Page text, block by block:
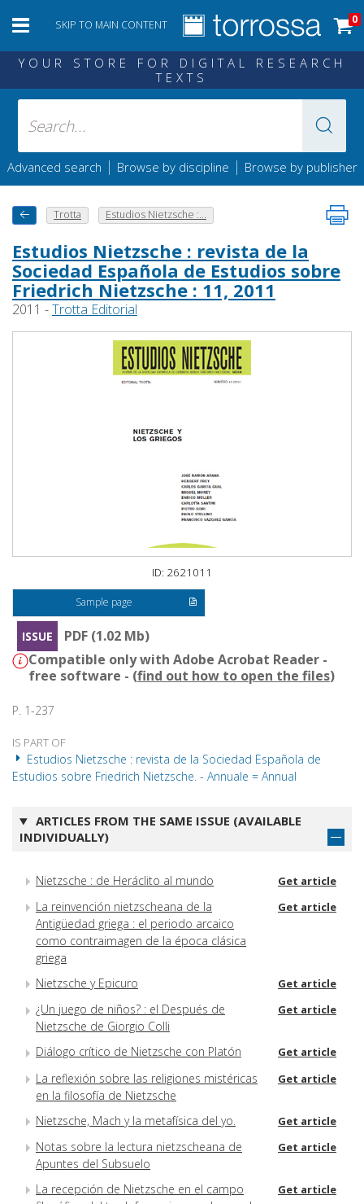
SKIP TO MAIN CONTENT 0
YOUR STORE FOR DIGITAL RESEARCH
TEXTS
Advanced search | Browse by discipline | Browse by publisher
Trotta Estudios Nietzsche :...
Estudios Nietzsche : revista de la
Sociedad Española de Estudios sobre
Friedrich Nietzsche : 11, 2011
2011 -Trotta Editorial
ID: 2621011
Sample page
ISSUE
PDF (1.02 Mb)
Compatible only with Adobe Acrobat Reader -
free software - (find out how to open the files)
P. 1-237
IS PART OF
Estudios Nietzsche : revista de la Sociedad Española de
Estudios sobre Friedrich Nietzsche. - Annuale = Annual
ARTICLES FROM THE SAME ISSUE (AVAILABLE
INDIVIDUALLY)
Nietzsche : de Heráclito al mundo Get article
La reinvención nietzscheana de la
Antigüedad griega : el periodo arcaico
como contraimagen de la época clásica
griega
Get article
Nietzsche y Epicuro Get article
¿Un juego de niños? : el Después de
Nietzsche de Giorgio Colli
Get article
Diálogo crítico de Nietzsche con Platón Get article
La reflexión sobre las religiones mistéricas
en la filosofía de Nietzsche
Get article
Nietzsche, Mach y la metafísica del yo. Get article
Notas sobre la lectura nietzscheana de
Apuntes del Subsuelo
Get article
La recepción de Nietzsche en el campo
Get article